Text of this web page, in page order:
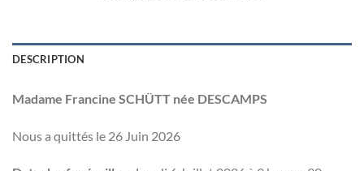
DESCRIPTION
Madame Francine SCHÜTT née DESCAMPS
Nous a quittés le 26 Juin 2026